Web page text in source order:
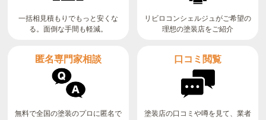
一括相見積もりでもっと安くな
る。面倒な手間も軽減。
リビロコンシェルジュがご希望の
理想の塗装店をご紹介
匿名専門家相談
無料で全国の塗装のプロに匿名で
口コミ閲覧
塗装店の口コミや噂を見て、業者